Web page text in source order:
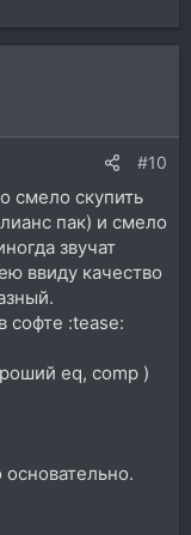
#10
смело скупить
пак) и смело
звучат
ввиду качество
софте :tease:
eq, comp )